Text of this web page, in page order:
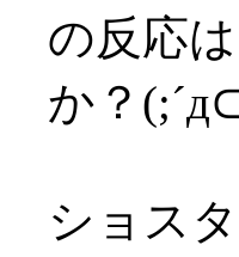
の反応
か？(;´д⊂
ショス